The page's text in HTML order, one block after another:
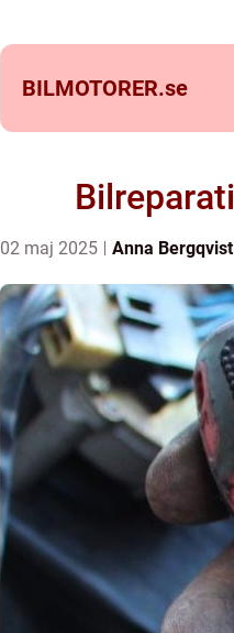
BILMOTORER.se
02 maj 2025 Anna Bergqvist